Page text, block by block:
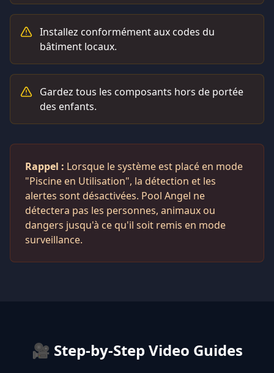
Installez conformément aux codes du
bâtiment locaux.
Gardez tous les composants hors de portée
des enfants.
Rappel : Lorsque le système est placé en mode
"Piscine en Utilisation", la détection et les
alertes sont désactivées. Pool Angel ne
détectera pas les personnes, animaux ou
dangers jusqu'à ce qu'il soit remis en mode
surveillance.
🎥 Step-by-Step Video Guides